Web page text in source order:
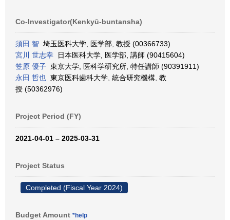
Co-Investigator(Kenkyū-buntansha)
須田 智 埼玉医科大学, 医学部, 教授 (00366733)
宮川 世志幸 日本医科大学, 医学部, 講師 (90415604)
笠原 優子 東京大学, 医科学研究所, 特任講師 (90391911)
永田 哲也 東京医科歯科大学, 統合研究機構, 教
授 (50362976)
Project Period (FY)
2021-04-01 – 2025-03-31
Project Status
Completed (Fiscal Year 2024)
Budget Amount *help